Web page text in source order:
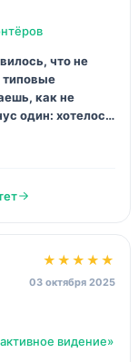
по
★★★★★